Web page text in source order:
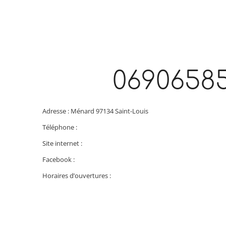
Adresse : Ménard 97134 Saint-Louis
Téléphone :
Site internet :
Facebook :
Horaires d’ouvertures :